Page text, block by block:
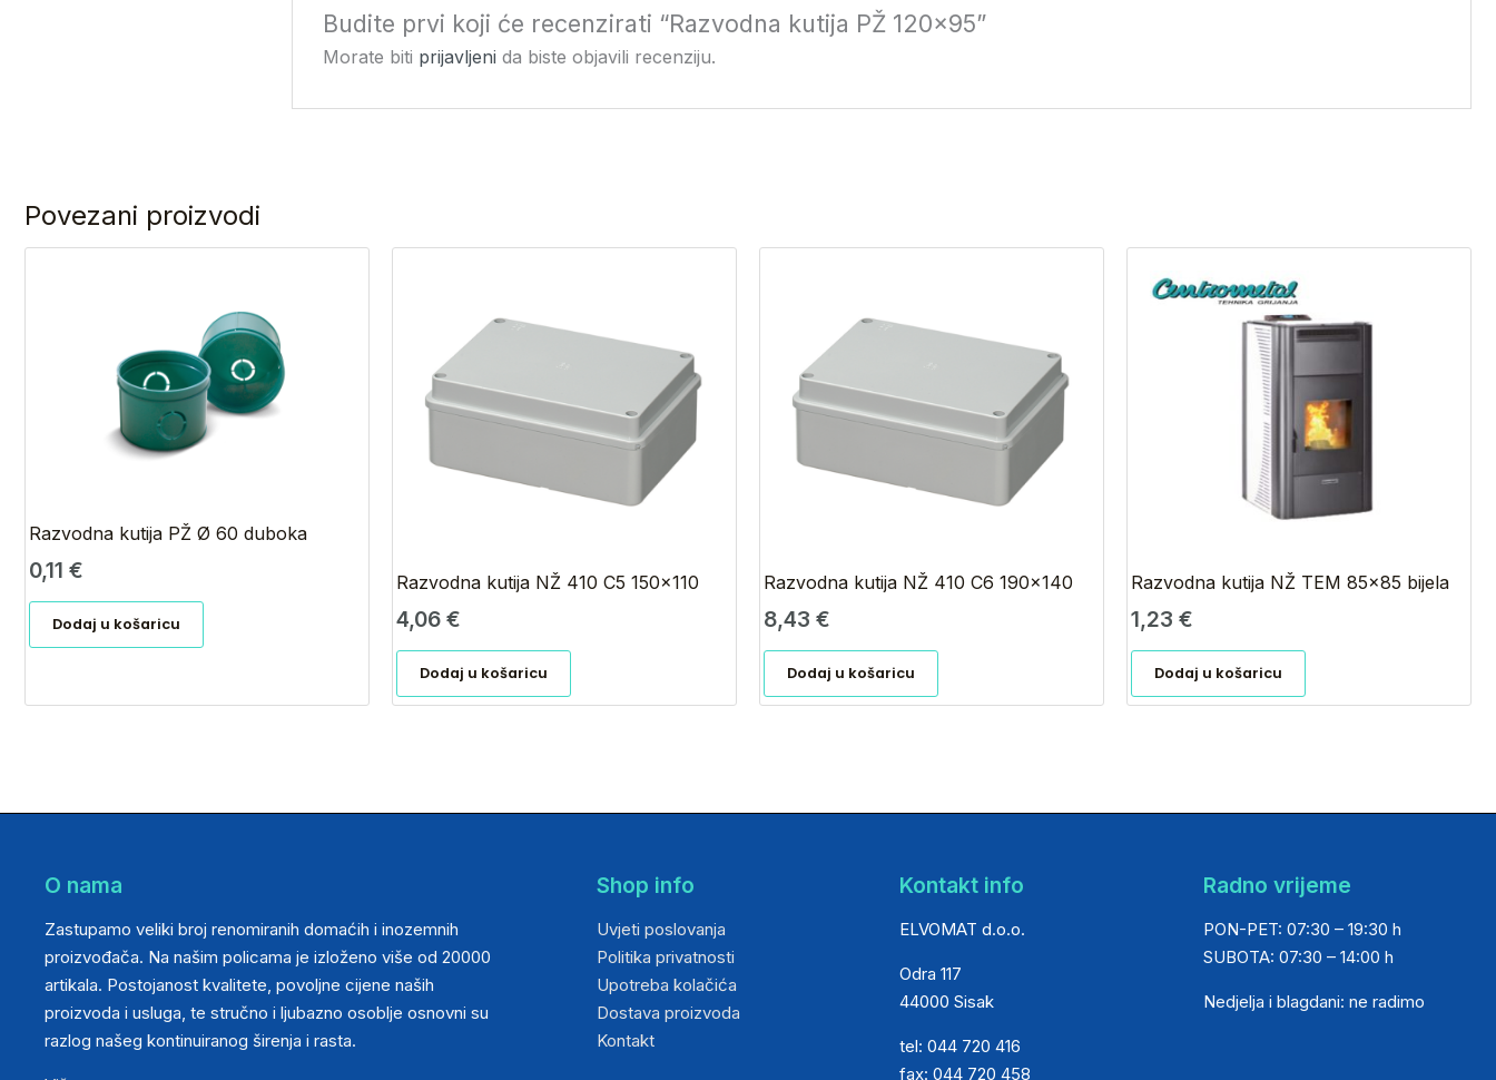
Budite prvi koji će recenzirati “Razvodna kutija PŽ 120×95”
Morate biti prijavljeni da biste objavili recenziju.
Povezani proizvodi
Razvodna kutija PŽ Ø 60 duboka
0,11€
Dodaj u košaricu
Razvodna kutija NŽ 410 C5 150×110
4,06€
Dodaj u košaricu
Razvodna kutija NŽ 410 C6 190×140
8,43€
Dodaj u košaricu
Razvodna kutija NŽ TEM 85×85 bijela
1,23€
Dodaj u košaricu
O nama
Zastupamo veliki broj renomiranih domaćih i inozemnih
proizvođača. Na našim policama je izloženo više od 20000
artikala. Postojanost kvalitete, povoljne cijene naših
proizvoda i usluga, te stručno i ljubazno osoblje osnovni su
razlog našeg kontinuiranog širenja i rasta.
Shop info
Uvjeti poslovanja
Politika privatnosti
Upotreba kolačića
Dostava proizvoda
Kontakt
Kontakt info
ELVOMAT d.o.o.
Odra 117
44000 Sisak
tel: 044 720 416
fax: 044 720 458
Radno vrijeme
PON-PET: 07:30 – 19:30 h
SUBOTA: 07:30 – 14:00 h
Nedjelja i blagdani: ne radimo